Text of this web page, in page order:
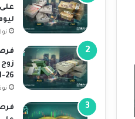
ليوم 27-11-
26-11-2024